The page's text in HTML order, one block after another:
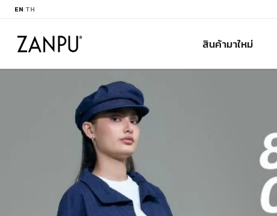
EN TH
สินค้ามาใหม่